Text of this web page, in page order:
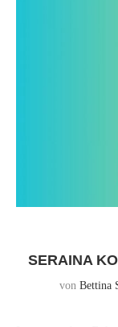
SERAINA
von Bettina